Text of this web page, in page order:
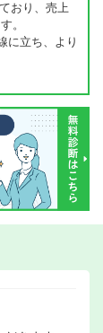
おり、売上
。
に立ち、より